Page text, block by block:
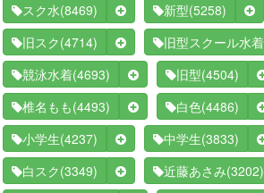
スク水(8469) 新型(5258)
旧スク (4714) 旧型スクール水着
競泳水着(4693) 旧型(4504)
椎名もも (4493) 白色(4486)
小学生(4237) 中学生(3833)
白スク (3349) 近藤あさみ(3202)